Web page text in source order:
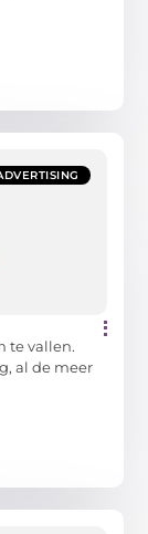
te vallen.
al de meer